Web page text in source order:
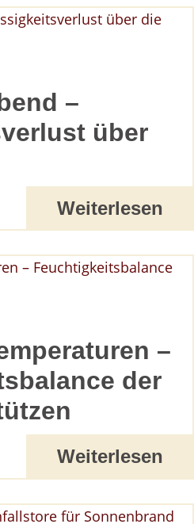
–
über
Weiterlesen
–
der
Weiterlesen